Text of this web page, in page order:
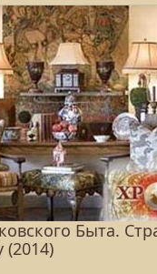
Быта.
(2014)